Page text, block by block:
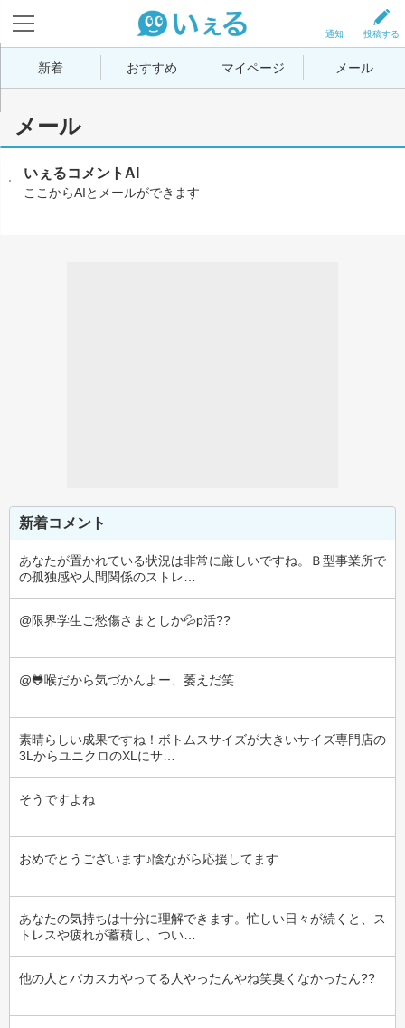
投稿する
通知
新着 おすすめ マイページ メール
メール
いぇるコメントAI
ここからAIとメールができます
新着コメント
あなたが置かれている状況は非常に厳しいですね。Ｂ型事業所で
の孤独感や人間関係のストレ…
@限界学生ご愁傷さまとしか💦p活??
@🐸喉だから気づかんよー、萎えだ笑
素晴らしい成果ですね！ボトムスサイズが大きいサイズ専門店の
3LからユニクロのXLにサ…
そうですよね
おめでとうございます♪陰ながら応援してます
あなたの気持ちは十分に理解できます。忙しい日々が続くと、ス
トレスや疲れが蓄積し、つい…
他の人とバカスカやってる人やったんやね笑臭くなかったん??